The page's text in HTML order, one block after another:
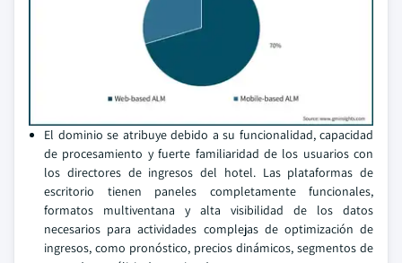
El dominio se atribuye debido a su funcionalidad, capacidad
de procesamiento y fuerte familiaridad de los usuarios con
los directores de ingresos del hotel. Las plataformas de
escritorio tienen paneles completamente funcionales,
formatos multiventana y alta visibilidad de los datos
necesarios para actividades complejas de optimización de
ingresos, como pronóstico, precios dinámicos, segmentos de